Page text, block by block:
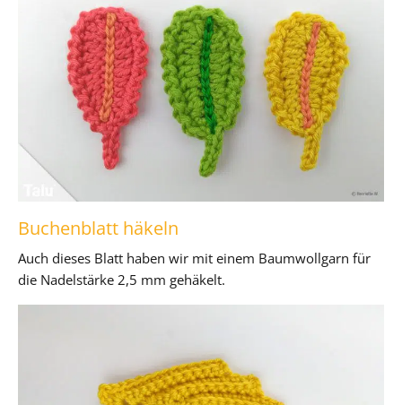
Buchenblatt häkeln
Auch dieses Blatt haben wir mit einem Baumwollgarn für
die Nadelstärke 2,5 mm gehäkelt.